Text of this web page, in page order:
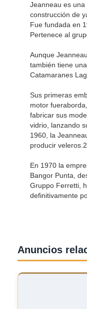
Jeanneau es
construcción de
Fue fundada en
Pertenece al
Aunque
también tiene
Catamaranes
Sus primeras
motor
fabricar sus
vidrio, lanzando
1960, la
producir veleros.2
En 1970 la
Bangor Punta,
Gruppo Ferretti,
definitivamente
Anuncios